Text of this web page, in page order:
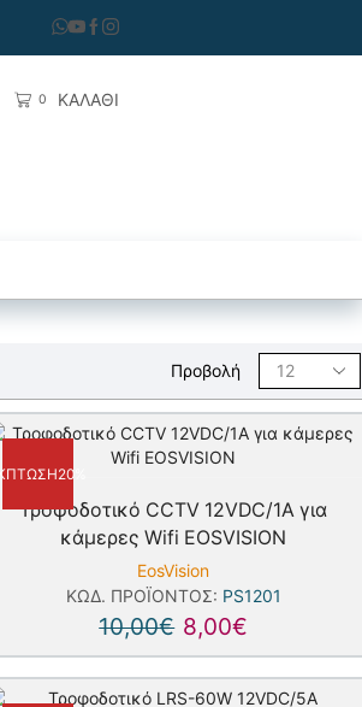
0 ΚΑΛΑΘΙ
Προβολή
20%
Τροφοδοτικό CCTV 12VDC/1A για
κάμερες Wifi EOSVISION
EosVision
ΚΩΔ. ΠΡΟΪΌΝΤΟΣ: PS1201
10,00€ 8,00€